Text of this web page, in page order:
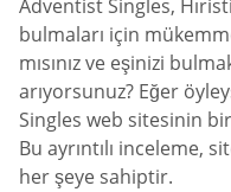
Adventist Singles,
bulmaları için
mısınız ve eşinizi
arıyorsunuz? Eğer
Singles web sitesinin
Bu ayrıntılı inceleme,
her şeye sahiptir.